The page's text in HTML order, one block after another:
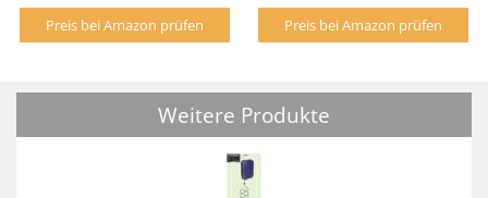
Preis bei Amazon prüfen Preis bei Amazon prüfen
Weitere Produkte